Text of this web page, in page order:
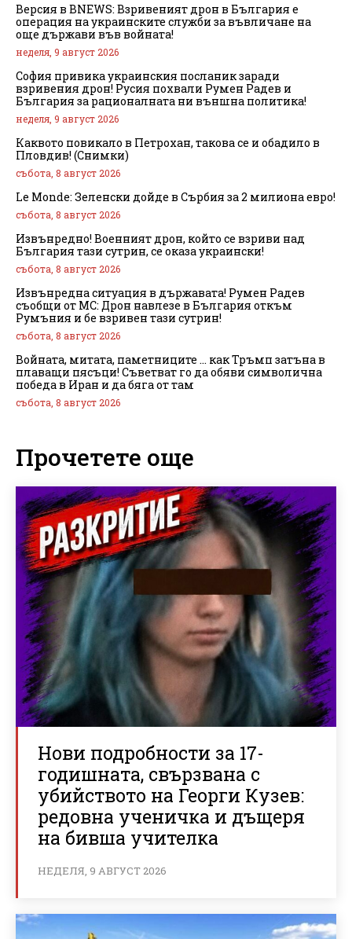
Версия в BNEWS: Взривеният дрон в България е
операция на украинските служби за въвличане на
още държави във войната!
неделя, 9 август 2026
София привика украинския посланик заради
взривения дрон! Русия похвали Румен Радев и
България за рационалната ни външна политика!
неделя, 9 август 2026
Каквото повикало в Петрохан, такова се и обадило в
Пловдив! (Снимки)
събота, 8 август 2026
Le Monde: Зеленски дойде в Сърбия за 2 милиона евро!
събота, 8 август 2026
Извънредно! Военният дрон, който се взриви над
България тази сутрин, се оказа украински!
събота, 8 август 2026
Извънредна ситуация в държавата! Румен Радев
съобщи от МС: Дрон навлезе в България откъм
Румъния и бе взривен тази сутрин!
събота, 8 август 2026
Войната, митата, паметниците … как Тръмп затъна в
плаващи пясъци! Съветват го да обяви символична
победа в Иран и да бяга от там
събота, 8 август 2026
Прочетете още
Нови подробности за 17-
годишната, свързвана с
убийството на Георги Кузев:
редовна ученичка и дъщеря
на бивша учителка
НЕДЕЛЯ, 9 АВГУСТ 2026